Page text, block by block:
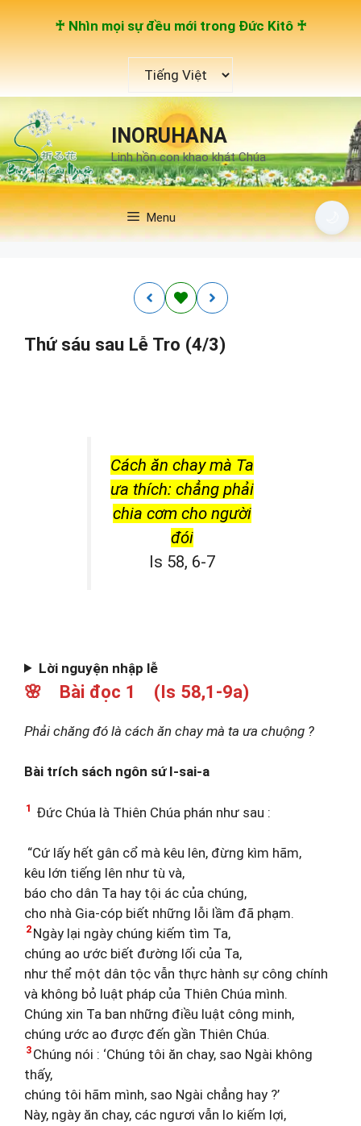
♰ Nhìn mọi sự đều mới trong Đức Kitô ♰
ngôn
ngữ
INORUHANA
Linh hồn con khao khát Chúa
Menu
Thứ sáu sau Lễ Tro (4/3)
Cách ăn chay mà Ta
ưa thích: chẳng phải
chia cơm cho người
đói
Is 58, 6-7
Lời nguyện nhập lễ
🌸 Bài đọc 1 (Is 58,1-9a)
Phải chăng đó là cách ăn chay mà ta ưa chuộng ?
Bài trích sách ngôn sứ I-sai-a
1 Đức Chúa là Thiên Chúa phán như sau :
“Cứ lấy hết gân cổ mà kêu lên, đừng kìm hãm,
kêu lớn tiếng lên như tù và,
báo cho dân Ta hay tội ác của chúng,
cho nhà Gia-cóp biết những lỗi lầm đã phạm.
2 Ngày lại ngày chúng kiếm tìm Ta,
chúng ao ước biết đường lối của Ta,
như thể một dân tộc vẫn thực hành sự công chính
và không bỏ luật pháp của Thiên Chúa mình.
Chúng xin Ta ban những điều luật công minh,
chúng ước ao được đến gần Thiên Chúa.
3 Chúng nói : ‘Chúng tôi ăn chay, sao Ngài không
thấy,
chúng tôi hãm mình, sao Ngài chẳng hay ?’
Này, ngày ăn chay, các ngươi vẫn lo kiếm lợi,